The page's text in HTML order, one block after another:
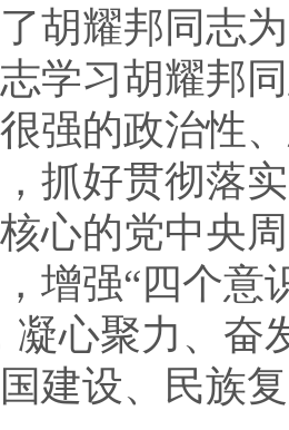
胡耀邦同志
学习胡耀邦
强的政治性
抓好贯彻落
心的党中央
增强“四个意
凝心聚力、奋
建设、民族